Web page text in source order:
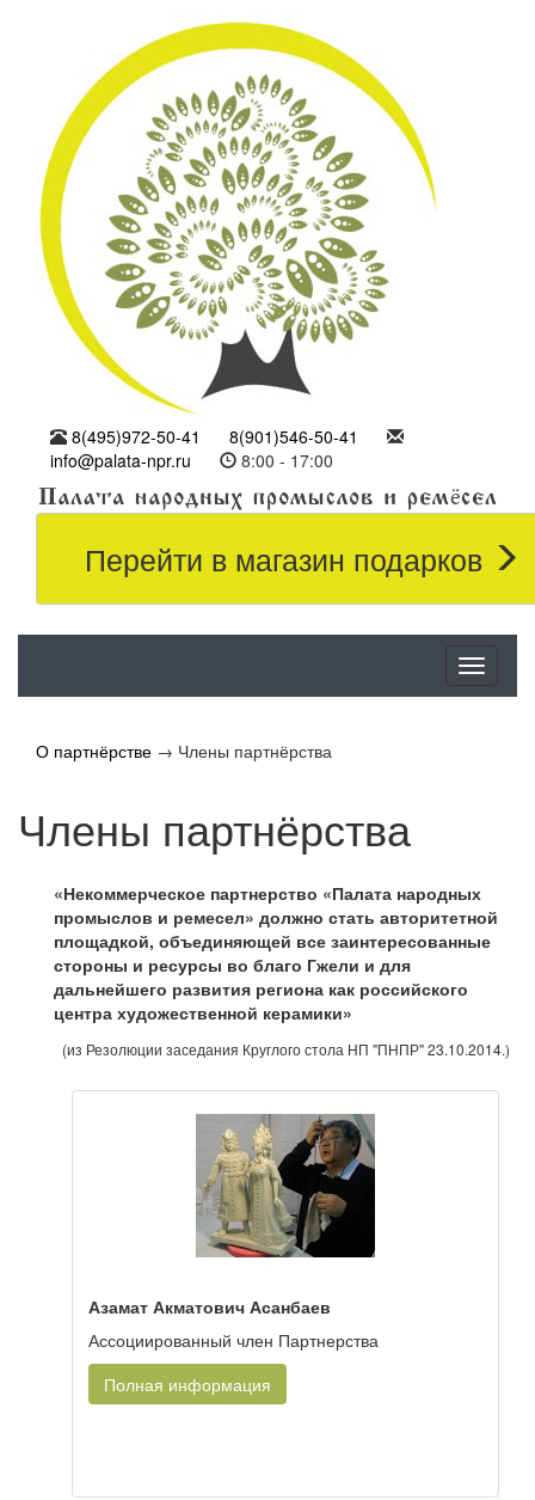
8(495)972-50-41
8(901)546-50-41
info@palata-npr.ru
8:00 - 17:00
Перейти в магазин подарков
Меню
О партнёрстве → Члены партнёрства
Члены партнёрства
«Некоммерческое партнерство «Палата народных
промыслов и ремесел» должно стать авторитетной
площадкой, объединяющей все заинтересованные
стороны и ресурсы во благо Гжели и для
дальнейшего развития региона как российского
центра художественной керамики»
(из Резолюции заседания Круглого стола НП "ПНПР" 23.10.2014.)
Азамат Акматович Асанбаев
Ассоциированный член Партнерства
Полная информация